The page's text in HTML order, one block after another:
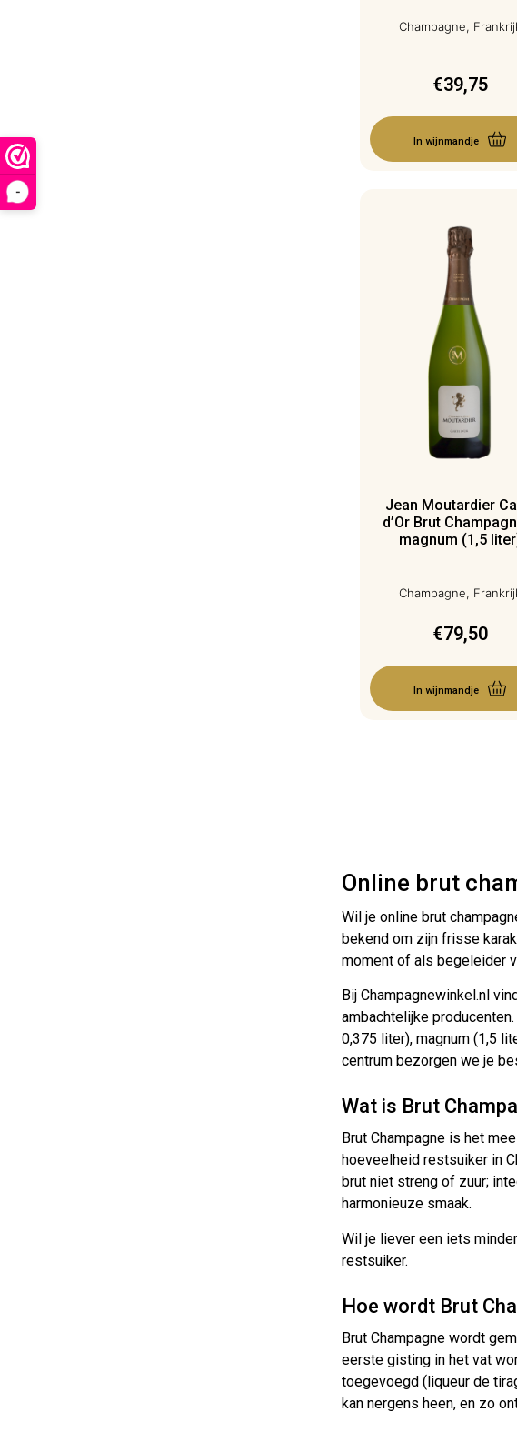
-
Champagne,
€39,75
In wijnmandje
Jean Moutardier
d’Or Brut
magnum (1,5
Champagne,
€79,50
In wijnmandje
Online brut
Wil je online brut
bekend om zijn frisse
moment of als begeleider
Bij Champagnewinkel.nl
ambachtelijke
0,375 liter), magnum (1,5
centrum bezorgen we je
Wat is Brut
Brut Champagne is het
hoeveelheid restsuiker in
brut niet streng of zuur;
harmonieuze smaak.
Wil je liever een iets
restsuiker.
Hoe wordt Brut
Brut Champagne wordt
eerste gisting in het vat
toegevoegd (liqueur de
kan nergens heen, en zo